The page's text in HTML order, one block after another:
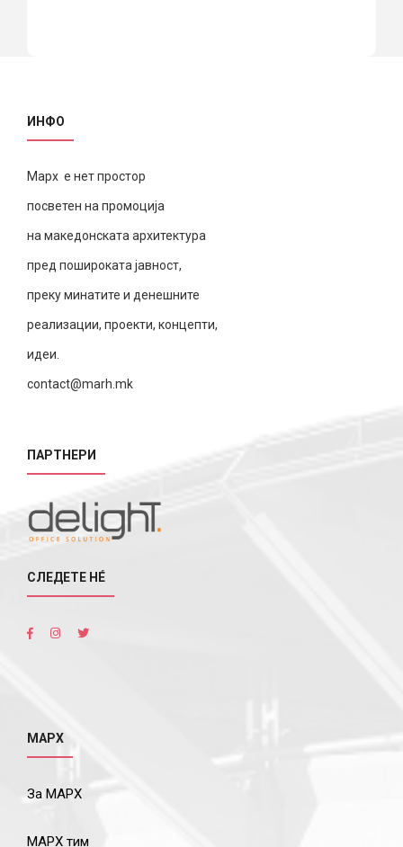
ИНФО
Марх е нет простор
посветен на промоција
на македонската архитектура
пред пошироката јавност,
преку минатите и денешните
реализации, проекти, концепти,
идеи.
contact@marh.mk
ПАРТНЕРИ
СЛЕДЕТЕ НÉ
МАРХ
За МАРХ
МАРХ тим